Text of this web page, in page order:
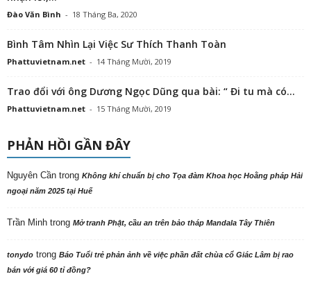
Đào Văn Bình - 18 Tháng Ba, 2020
Bình Tâm Nhìn Lại Việc Sư Thích Thanh Toàn
Phattuvietnam.net - 14 Tháng Mười, 2019
Trao đổi với ông Dương Ngọc Dũng qua bài: “ Đi tu mà có...
Phattuvietnam.net - 15 Tháng Mười, 2019
PHẢN HỒI GẦN ĐÂY
Nguyên Cần trong Không khí chuẩn bị cho Tọa đàm Khoa học Hoằng pháp Hải
ngoại năm 2025 tại Huế
Trần Minh trong Mở tranh Phật, cầu an trên bảo tháp Mandala Tây Thiên
tonydo trong Báo Tuổi trẻ phản ảnh về việc phần đất chùa cổ Giác Lâm bị rao
bán với giá 60 tỉ đồng?